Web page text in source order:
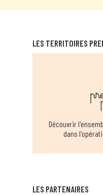
Bagnac-sur-Célé
BIARS
STRUCTURE
LES PARTENAIRES
LES TERRITOIRES
Découvrir
dans